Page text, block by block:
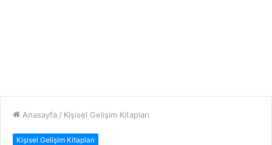
Anasayfa / Kişisel Gelişim Kitapları
Kişisel Gelişim Kitapları